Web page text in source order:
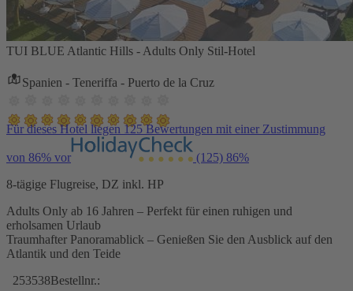
TUI BLUE Atlantic Hills - Adults Only Stil-Hotel
Spanien - Teneriffa - Puerto de la Cruz
Für dieses Hotel liegen 125 Bewertungen mit einer Zustimmung
von 86% vor (125) 86%
8-tägige Flugreise, DZ inkl. HP
Adults Only ab 16 Jahren – Perfekt für einen ruhigen und
erholsamen Urlaub
Traumhafter Panoramablick – Genießen Sie den Ausblick auf den
Atlantik und den Teide
253538Bestellnr.: